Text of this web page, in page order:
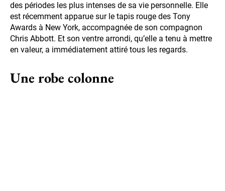
des périodes les plus intenses de sa vie personnelle. Elle
est récemment apparue sur le tapis rouge des Tony
Awards à New York, accompagnée de son compagnon
Chris Abbott. Et son ventre arrondi, qu’elle a tenu à mettre
en valeur, a immédiatement attiré tous les regards.
Une robe colonne